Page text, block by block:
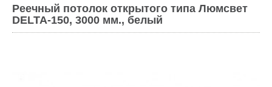
Реечный потолок открытого типа Люмсвет
DELTA-150, 3000 мм., белый